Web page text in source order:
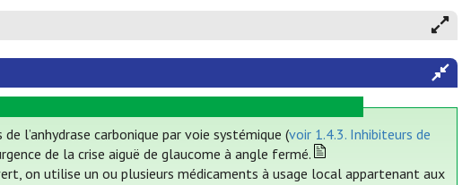
l’anhydrase carbonique par voie systémique (voir 1.4.3. Inhibiteurs de
de la crise aiguë de glaucome à angle fermé.
on utilise un ou plusieurs médicaments à usage local appartenant aux